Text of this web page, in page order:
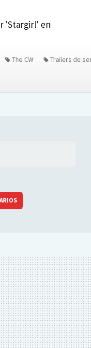
'Stargirl' en
The CW Trailers de